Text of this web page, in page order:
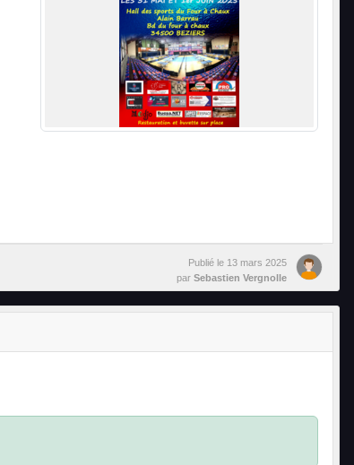
Publié le 13 mars 2025
par Sebastien Vergnolle